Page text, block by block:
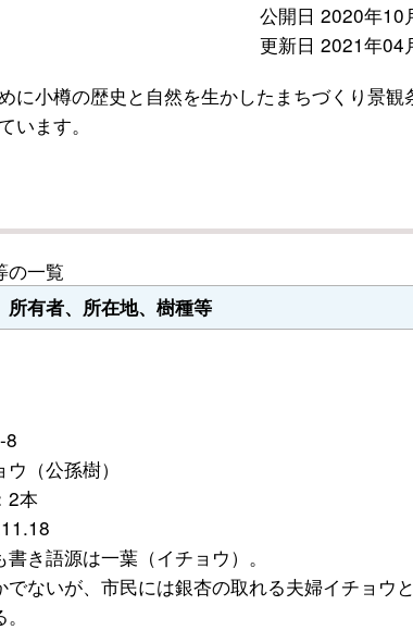
公開日 2020年10
更新日 2021年04
に小樽の歴史と自然を生かしたまちづくり景観
ます。
の一覧
所有者、所在地、樹種等
8
（公孫樹）
2本
き語源は一葉（イチョウ）。
でないが、市民には銀杏の取れる夫婦イチョウ